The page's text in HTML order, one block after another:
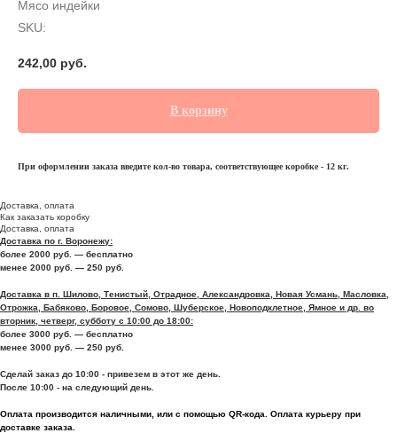
Мясо индейки
SKU:
242,00 руб.
В корзину
При оформлении заказа введите кол-во товара, соответствующее коробке - 12 кг.
Доставка, оплата
Как заказать коробку
Доставка, оплата
Доставка по г. Воронежу:
более 2000 руб. — бесплатно
менее 2000 руб. — 250 руб.
Доставка в п. Шилово, Тенистый, Отрадное, Александровка, Новая Усмань, Масловка,
Отрожка, Бабяково, Боровое, Сомово, Шуберское, Новоподклетное, Ямное и др. во
вторник, четверг, субботу с 10:00 до 18:00:
более 3000 руб. — бесплатно
менее 3000 руб. — 250 руб.
Сделай заказ до 10:00 - привезем в этот же день.
После 10:00 - на следующий день.
Оплата производится наличными, или с помощью QR-кода. Оплата курьеру при
доставке заказа.